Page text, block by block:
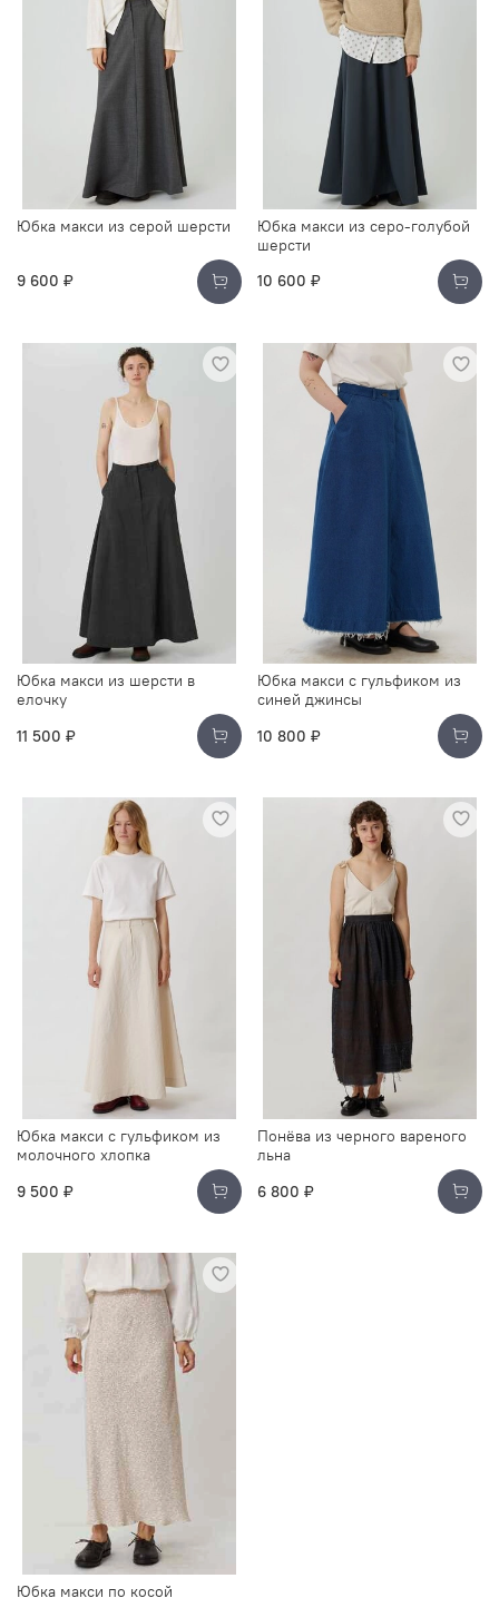
Юбка макси из серой шерсти
9 600 ₽
Юбка макси из серо-голубой
шерсти
10 600 ₽
Юбка макси из шерсти в
елочку
11 500 ₽
Юбка макси с гульфиком из
синей джинсы
10 800 ₽
Юбка макси с гульфиком из
молочного хлопка
9 500 ₽
Понёва из черного вареного
льна
6 800 ₽
Юбка макси по косой